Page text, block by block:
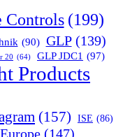
Controls (199)
(90) GLP (139)
20 (64) GLP JDC1 (97)
Products
(157) ISE (86)
(147)